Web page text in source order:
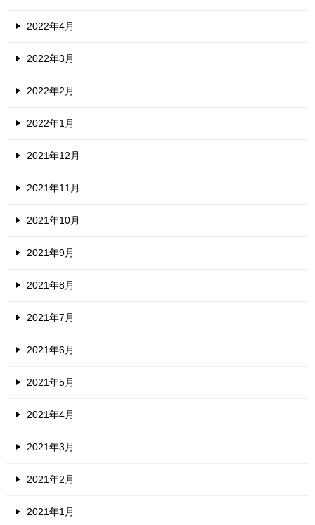
2022年4月
2022年3月
2022年2月
2022年1月
2021年12月
2021年11月
2021年10月
2021年9月
2021年8月
2021年7月
2021年6月
2021年5月
2021年4月
2021年3月
2021年2月
2021年1月